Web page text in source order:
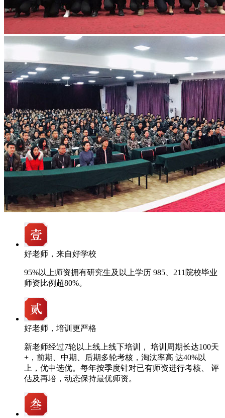
好老师，来自好学校
95%以上师资拥有研究生及以上学历 985、211院校毕业
师资比例超80%。
好老师，培训更严格
新老师经过7轮以上线上线下培训， 培训周期长达100天
+，前期、中期、后期多轮考核，淘汰率高 达40%以
上，优中选优。每年按季度针对已有师资进行考核、 评
估及再培，动态保持最优师资。